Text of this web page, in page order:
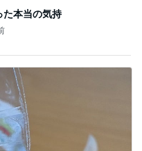
た本当の気持